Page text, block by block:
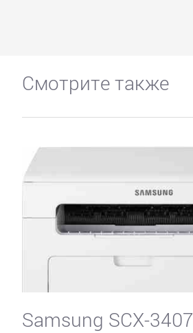
Смотрите также
Samsung SCX-3407